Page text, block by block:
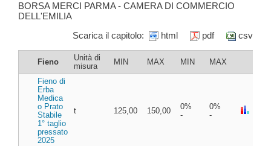
BORSA MERCI PARMA - CAMERA DI COMMERCIO
DELL'EMILIA
Scarica il capitolo:
html pdf csv
Fieno
Unità di
misura
MIN MAX MIN MAX
Fieno di
Erba
Medica
o Prato
Stabile
1° taglio
pressato
2025
t 125,00 150,00
0%
-
0%
-